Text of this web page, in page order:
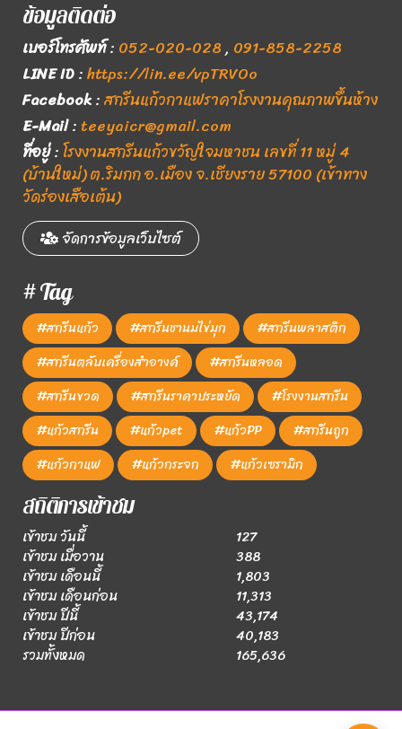
ข้อมูลติดต่อ
เบอร์โทรศัพท์: 052-020-028, 091-858-2258
LINE ID:https://lin.ee/vpTRVOo
Facebook:สกรีนแก้วกาแฟราคาโรงงานคุณภาพขึ้นห้าง
E-Mail:teeyaicr@gmail.com
ที่อยู่:โรงงานสกรีนแก้วขวัญใจมหาชน เลขที่ 11 หมู่ 4
(บ้านใหม่) ต.ริมกก อ.เมือง จ.เชียงราย 57100 (เข้าทาง
วัดร่องเสือเต้น)
จัดการข้อมูลเว็บไซต์
# Tag
#สกรีนแก้ว #สกรีนชานมไข่มุก
#สกรีนพลาสติก
#สกรีนตลับเครื่องสำอางค์
#สกรีนหลอด
#สกรีนขวด
#สกรีนราคาประหยัด
#โรงงานสกรีน
#แก้วสกรีน
#แก้วpet #แก้วPP
#สกรีนถูก
#แก้วกาแฟ
#แก้วกระจก #แก้วเซรามิก
สถิติการเข้าชม
เข้าชม วันนี้
127
เข้าชม เมื่อวาน
388
เข้าชม เดือนนี้
1,803
เข้าชม เดือนก่อน
11,313
เข้าชม ปีนี้
43,174
เข้าชม ปีก่อน
40,183
รวมทั้งหมด
165,636